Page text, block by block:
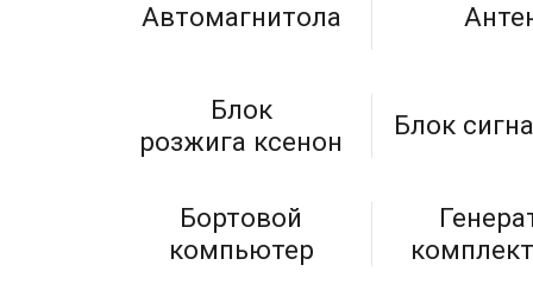
Автомагнитола
Блок
розжига ксенон
Блок
Бортовой
компьютер